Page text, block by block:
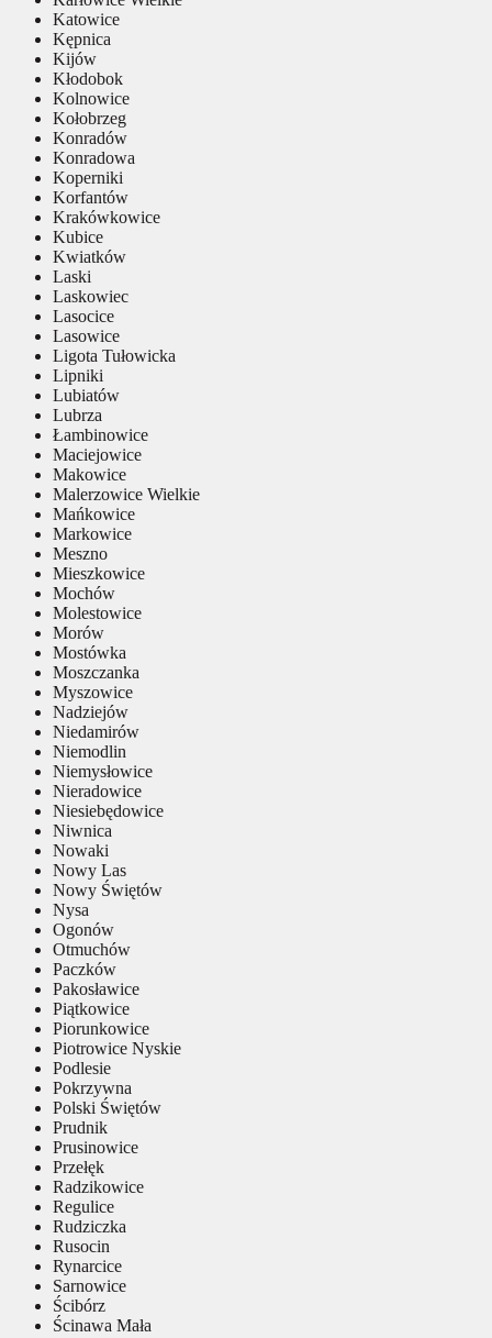
Katowice
Kępnica
Kijów
Kłodobok
Kolnowice
Kołobrzeg
Konradów
Konradowa
Koperniki
Korfantów
Krakówkowice
Kubice
Kwiatków
Laski
Laskowiec
Lasocice
Lasowice
Ligota Tułowicka
Lipniki
Lubiatów
Lubrza
Łambinowice
Maciejowice
Makowice
Malerzowice Wielkie
Mańkowice
Markowice
Meszno
Mieszkowice
Mochów
Molestowice
Morów
Mostówka
Moszczanka
Myszowice
Nadziejów
Niedamirów
Niemodlin
Niemysłowice
Nieradowice
Niesiebędowice
Niwnica
Nowaki
Nowy Las
Nowy Świętów
Nysa
Ogonów
Otmuchów
Paczków
Pakosławice
Piątkowice
Piorunkowice
Piotrowice Nyskie
Podlesie
Pokrzywna
Polski Świętów
Prudnik
Prusinowice
Przełęk
Radzikowice
Regulice
Rudziczka
Rusocin
Rynarcice
Sarnowice
Ścibórz
Ścinawa Mała